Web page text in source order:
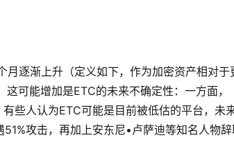
逐渐上升（定义如下，作为加密资产相对于
可能增加是ETC的未来不确定性：一方面，
些人认为ETC可能是目前被低估的平台，未
攻击，再加上安东尼•卢萨迪等知名人物辞